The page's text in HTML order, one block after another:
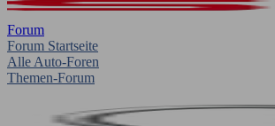
Forum
Forum Startseite
Alle Auto-Foren
Themen-Forum